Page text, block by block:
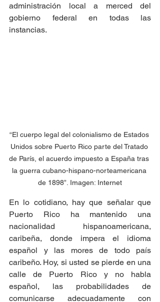
administración local a merced del
gobierno federal en todas las
instancias.
“El cuerpo legal del colonialismo de Estados
Unidos sobre Puerto Rico parte del Tratado
de París, el acuerdo impuesto a España tras
la guerra cubano-hispano-norteamericana
de 1898”. Imagen: Internet
En lo cotidiano, hay que señalar que
Puerto Rico ha mantenido una
nacionalidad hispanoamericana,
caribeña, donde impera el idioma
español y las mores de todo país
caribeño. Hoy, si usted se pierde en una
calle de Puerto Rico y no habla
español, las probabilidades de
comunicarse adecuadamente con